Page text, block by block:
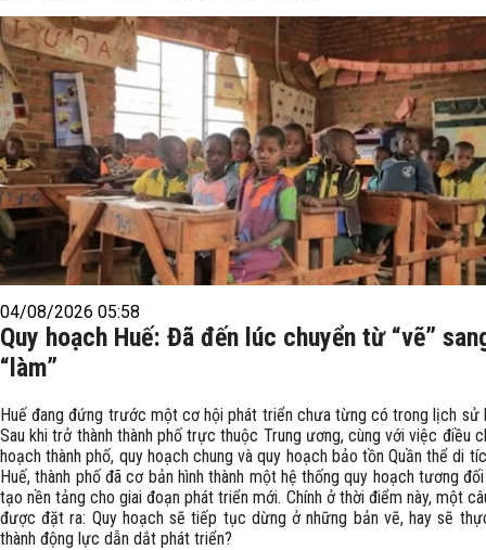
04/08/2026 05:58
Quy hoạch Huế: Đã đến lúc chuyển từ “vẽ”
“làm”
Huế đang đứng trước một cơ hội phát triển chưa từng có trong lịch sử
Sau khi trở thành thành phố trực thuộc Trung ương, cùng với việc điều
hoạch thành phố, quy hoạch chung và quy hoạch bảo tồn Quần thể di
Huế, thành phố đã cơ bản hình thành một hệ thống quy hoạch tương
tạo nền tảng cho giai đoạn phát triển mới. Chính ở thời điểm này, một
được đặt ra: Quy hoạch sẽ tiếp tục dừng ở những bản vẽ, hay sẽ
thành động lực dẫn dắt phát triển?